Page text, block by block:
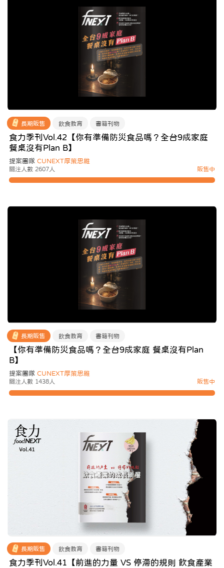
長期販售 飲食教育 書籍刊物
食力季刊Vol.42【你有準備防災食品嗎？全台9成家庭
餐桌沒有Plan B】
提案團隊 CUNEXT厚策思維
關注人數 2607人 販售中
長期販售 飲食教育 書籍刊物
【你有準備防災食品嗎？全台9成家庭 餐桌沒有Plan
B】
提案團隊 CUNEXT厚策思維
關注人數 1438人 販售中
長期販售 飲食教育 書籍刊物
食力季刊Vol.41【前進的力量 VS 停滯的規則 飲食產業